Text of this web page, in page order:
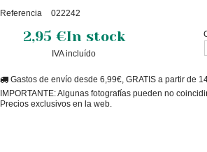
Referencia 022242
2,95 €In stock
IVA incluído
Gastos de envío desde 6,99€, GRATIS a partir de
IMPORTANTE: Algunas fotografías pueden no
Precios exclusivos en la web.